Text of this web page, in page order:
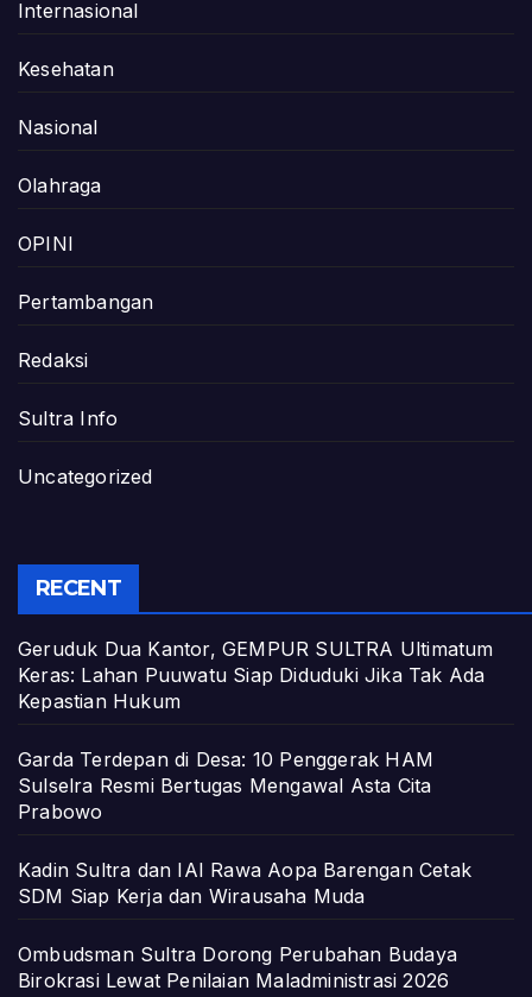
Internasional
Kesehatan
Nasional
Olahraga
OPINI
Pertambangan
Redaksi
Sultra Info
Uncategorized
RECENT
Geruduk Dua Kantor, GEMPUR SULTRA Ultimatum
Keras: Lahan Puuwatu Siap Diduduki Jika Tak Ada
Kepastian Hukum
Garda Terdepan di Desa: 10 Penggerak HAM
Sulselra Resmi Bertugas Mengawal Asta Cita
Prabowo
Kadin Sultra dan IAI Rawa Aopa Barengan Cetak
SDM Siap Kerja dan Wirausaha Muda
Ombudsman Sultra Dorong Perubahan Budaya
Birokrasi Lewat Penilaian Maladministrasi 2026